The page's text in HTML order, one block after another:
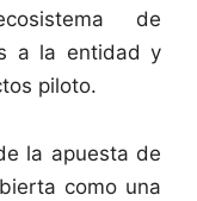
de
a la entidad y
piloto.
la apuesta de
como una